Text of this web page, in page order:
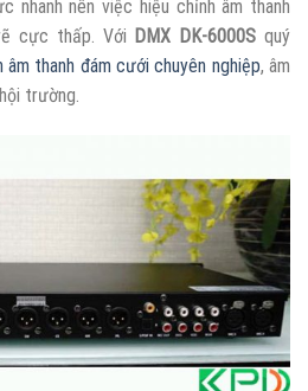
nên việc hiệu chỉnh âm thanh
cực thấp. Với DMX DK-6000Squý
âm thanh đám cưới chuyên nghiệp, âm
trường.